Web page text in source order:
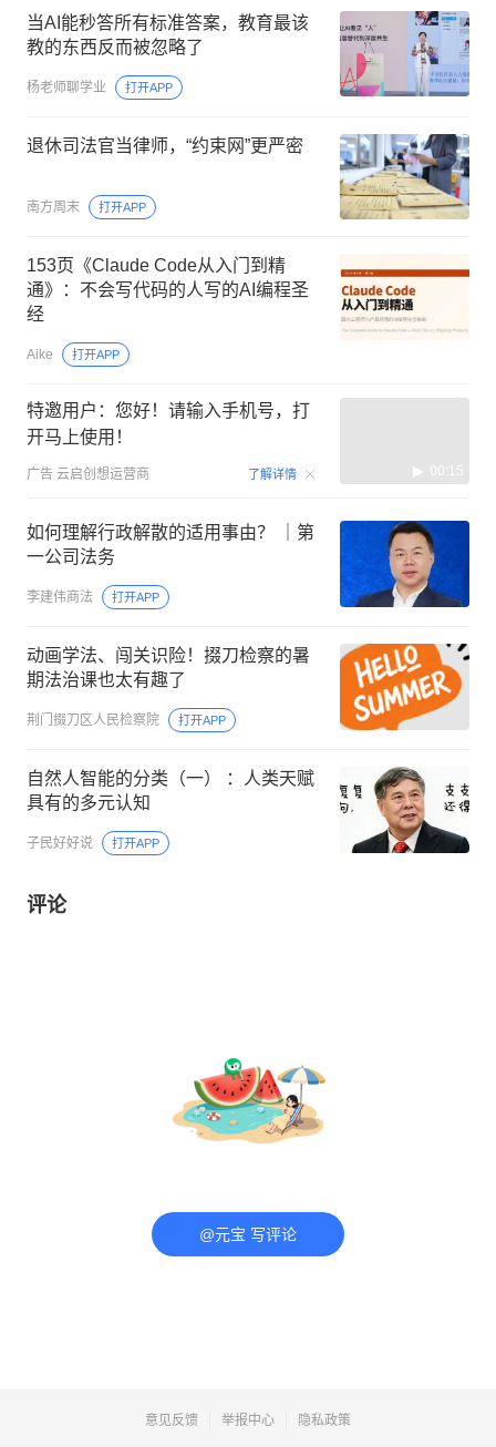
当AI能秒答所有标准答案，教育最该
教的东西反而被忽略了
杨老师聊学业 打开APP
退休司法官当律师，“约束网”更严密
南方周末 打开APP
153页《Claude Code从入门到精
通》：不会写代码的人写的AI编程圣
经
Aike 打开APP
特邀用户：您好！请输入手机号，打
开马上使用！
广告 云启创想运营商 了解详情 00:15
如何理解行政解散的适用事由？ ｜第
一公司法务
李建伟商法 打开APP
动画学法、闯关识险！掇刀检察的暑
期法治课也太有趣了
荆门掇刀区人民检察院 打开APP
自然人智能的分类（一） ：人类天赋
具有的多元认知
子民好好说 打开APP
评论
@元宝 写评论
意见反馈 举报中心 隐私政策